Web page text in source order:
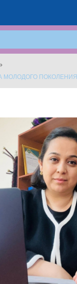
МОЛОДОГО ПОКОЛЕНИЯ